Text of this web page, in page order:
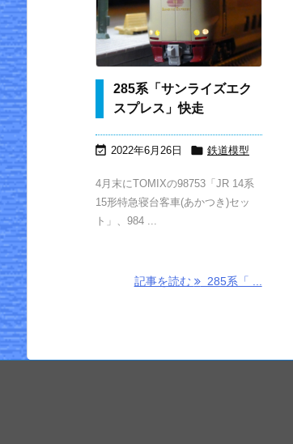
285系「サンライズエク
スプレス」快走
 2022年6月26日  鉄道模型
4月末にTOMIXの98753「JR 14系
15形特急寝台客車(あかつき)セッ
ト」、984 ...
記事を読む 285系「 ...